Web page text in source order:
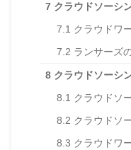
7 クラウドソーシ
7.1 クラウドワ
7.2 ランサーズ
8 クラウドソーシ
8.1 クラウドソ
8.2 クラウドソ
8.3 クラウドワ